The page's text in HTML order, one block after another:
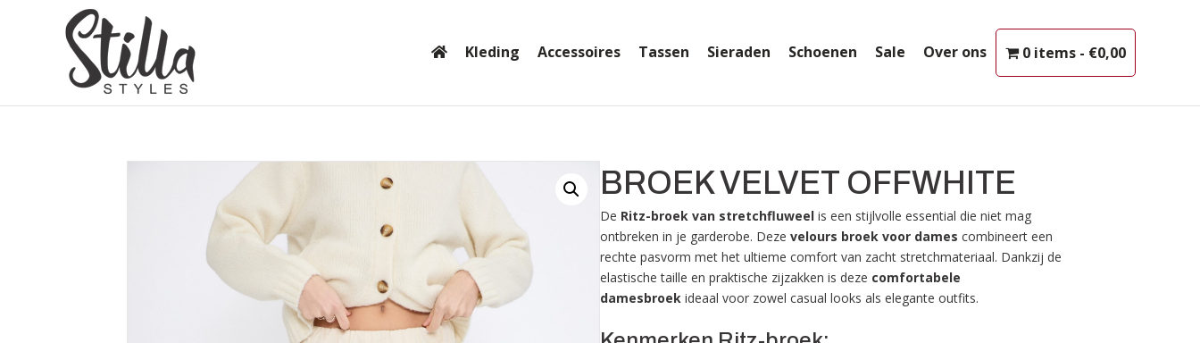
Kleding Accessoires Tassen Sieraden Schoenen Sale Over ons 0 items €0,00
BROEK VELVET OFFWHITE
De Ritz-broek van stretchfluweel is een stijlvolle essential die niet mag
ontbreken in je garderobe. Deze velours broek voor dames combineert een
rechte pasvorm met het ultieme comfort van zacht stretchmateriaal. Dankzij de
elastische taille en praktische zijzakken is deze comfortabele
damesbroek ideaal voor zowel casual looks als elegante outfits.